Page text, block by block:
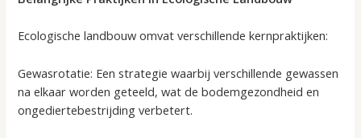
Ecologische landbouw omvat verschillende kernpraktijken:
Gewasrotatie: Een strategie waarbij verschillende gewassen
na elkaar worden geteeld, wat de bodemgezondheid en
ongediertebestrijding verbetert.